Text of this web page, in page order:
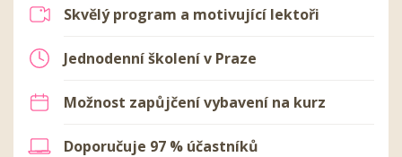
Skvělý program a motivující lektoři
Jednodenní školení v Praze
Možnost zapůjčení vybavení na kurz
Doporučuje 97 % účastníků